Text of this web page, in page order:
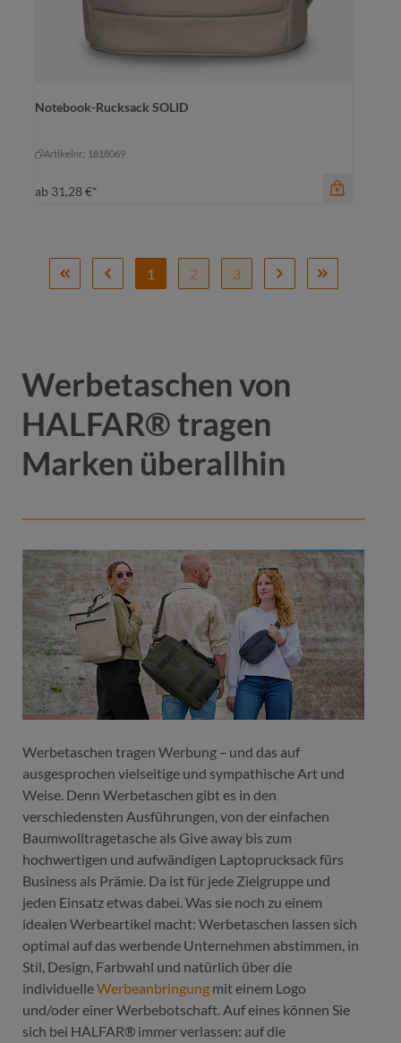
Farbe
beige
Notebook-Rucksack SOLID
Artikelnr.: 1818069
ab 31,28 €*
Farbe
beige
beige
grüngrau
marine schwarz
1 2 3
Werbetaschen von
HALFAR® tragen
Marken überallhin
Werbetaschen tragen Werbung – und das auf
ausgesprochen vielseitige und sympathische Art und
Weise. Denn Werbetaschen gibt es in den
verschiedensten Ausführungen, von der einfachen
Baumwolltragetasche als Give away bis zum
hochwertigen und aufwändigen Laptoprucksack fürs
Business als Prämie. Da ist für jede Zielgruppe und
jeden Einsatz etwas dabei. Was sie noch zu einem
idealen Werbeartikel macht: Werbetaschen lassen sich
optimal auf das werbende Unternehmen abstimmen, in
Stil, Design, Farbwahl und natürlich über die
individuelleWerbeanbringung mit einem Logo
und/oder einer Werbebotschaft. Auf eines können Sie
sich bei HALFAR® immer verlassen: auf die